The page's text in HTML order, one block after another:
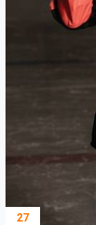
27